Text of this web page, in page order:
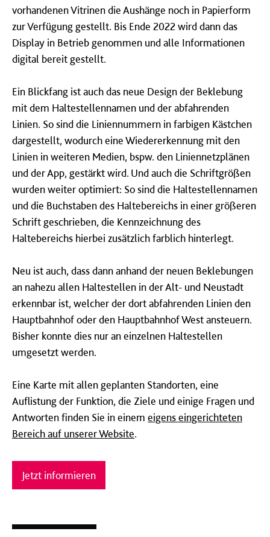
vorhandenen Vitrinen die Aushänge noch in Papierform
zur Verfügung gestellt. Bis Ende 2022 wird dann das
Display in Betrieb genommen und alle Informationen
digital bereit gestellt.
Ein Blickfang ist auch das neue Design der Beklebung
mit dem Haltestellennamen und der abfahrenden
Linien. So sind die Liniennummern in farbigen Kästchen
dargestellt, wodurch eine Wiedererkennung mit den
Linien in weiteren Medien, bspw. den Liniennetzplänen
und der App, gestärkt wird. Und auch die Schriftgrößen
wurden weiter optimiert: So sind die Haltestellennamen
und die Buchstaben des Haltebereichs in einer größeren
Schrift geschrieben, die Kennzeichnung des
Haltebereichs hierbei zusätzlich farblich hinterlegt.
Neu ist auch, dass dann anhand der neuen Beklebungen
an nahezu allen Haltestellen in der Alt- und Neustadt
erkennbar ist, welcher der dort abfahrenden Linien den
Hauptbahnhof oder den Hauptbahnhof West ansteuern.
Bisher konnte dies nur an einzelnen Haltestellen
umgesetzt werden.
Eine Karte mit allen geplanten Standorten, eine
Auflistung der Funktion, die Ziele und einige Fragen und
Antworten finden Sie in einem eigens eingerichteten
Bereich auf unserer Website.
Jetzt informieren